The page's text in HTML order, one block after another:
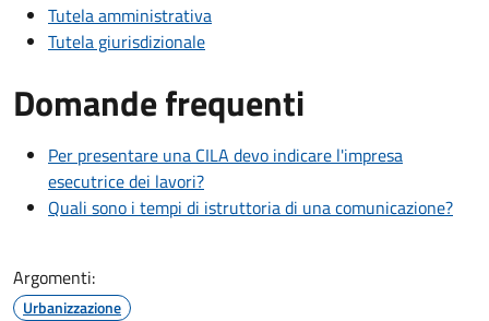
Tutela amministrativa
Tutela giurisdizionale
Domande frequenti
Per presentare una CILA devo indicare l'impresa
esecutrice dei lavori?
Quali sono i tempi di istruttoria di una comunicazione?
Argomenti:
Urbanizzazione